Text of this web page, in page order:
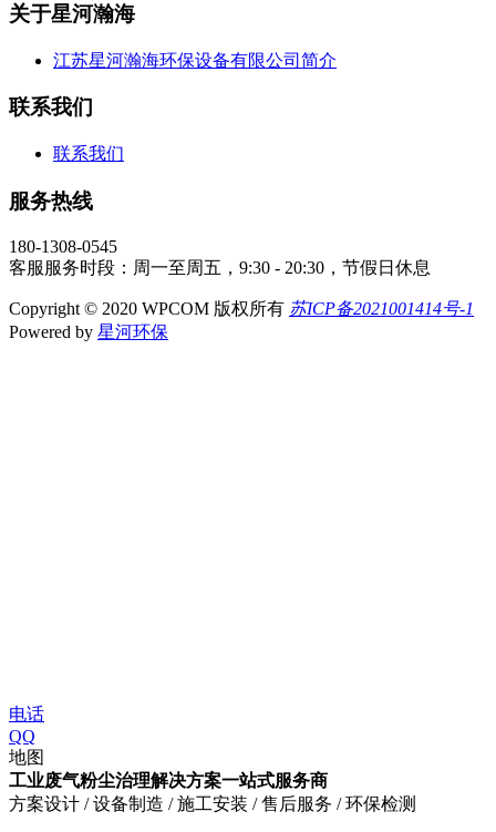
关于星河瀚海
江苏星河瀚海环保设备有限公司简介
联系我们
联系我们
服务热线
180-1308-0545
客服服务时段：周一至周五，9:30 - 20:30，节假日休息
Copyright © 2020 WPCOM 版权所有 苏ICP备2021001414号-1
Powered by 星河环保
电话
QQ
地图
工业废气粉尘治理解决方案一站式服务商
方案设计 / 设备制造 / 施工安装 / 售后服务 / 环保检测